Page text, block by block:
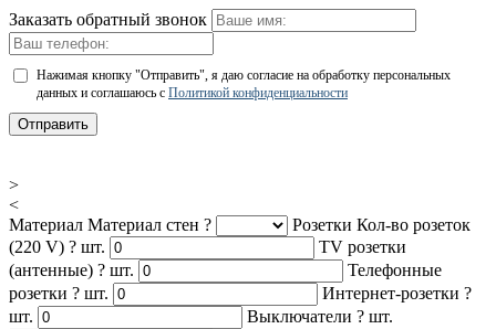
Заказать обратный звонок
Нажимая кнопку "Отправить", я даю согласие на обработку персональных
данных и соглашаюсь с Политикой конфиденциальности
Отправить
>
<
Материал Материал стен ? Розетки Кол-во розеток
(220 V) ? шт.
TV розетки
(антенные) ? шт.
Телефонные
розетки ? шт. Интернет-розетки ?
шт.
Выключатели ? шт.